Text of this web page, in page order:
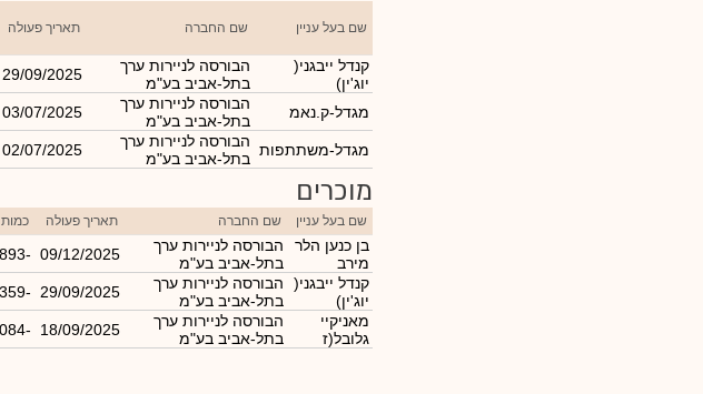
שם בעל עניין שם החברה תאריך פעולה
קנדל ייבגני(
יוג'ין)
הבורסה לניירות ערך
בתל-אביב בע"מ
29/09/2025
מגדל-ק.נאמ
הבורסה לניירות ערך
בתל-אביב בע"מ
03/07/2025
מגדל-משתתפות הבורסה לניירות ערך
בתל-אביב בע"מ
02/07/2025
מוכרים
שם בעל עניין שם החברה תאריך פעולה כמות
בן כנען הלר
מירב
הבורסה לניירות ערך
בתל-אביב בע"מ
09/12/2025
-4,893
קנדל ייבגני(
יוג'ין)
הבורסה לניירות ערך
בתל-אביב בע"מ
29/09/2025
-316,359
מאניקיי
גלובל(ז
הבורסה לניירות ערך
בתל-אביב בע"מ
18/09/2025
-5,366,084